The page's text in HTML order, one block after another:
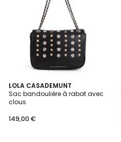
LOLA CASADEMUNT
Sac bandoulière à rabat avec
clous
149,00 €